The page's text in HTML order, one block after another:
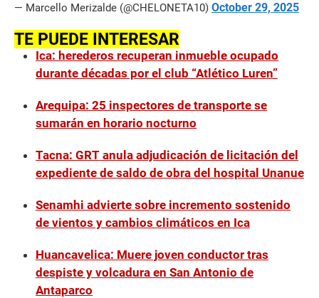
— Marcello Merizalde (@CHELONETA10) October 29, 2025
TE PUEDE INTERESAR
Ica: herederos recuperan inmueble ocupado
durante décadas por el club “Atlético Luren”
Arequipa: 25 inspectores de transporte se
sumarán en horario nocturno
Tacna: GRT anula adjudicación de licitación del
expediente de saldo de obra del hospital Unanue
Senamhi advierte sobre incremento sostenido
de vientos y cambios climáticos en Ica
Huancavelica: Muere joven conductor tras
despiste y volcadura en San Antonio de
Antaparco